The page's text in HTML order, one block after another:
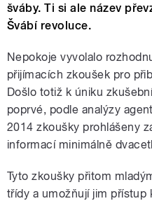
šváby. Ti si ale název
Švábí revoluce.
Nepokoje vyvolalo
přijímacích zkoušek pro
Došlo totiž k úniku
poprvé, podle analýzy
2014 zkoušky prohlášeny
informací minimálně
Tyto zkoušky přitom
třídy a umožňují jim